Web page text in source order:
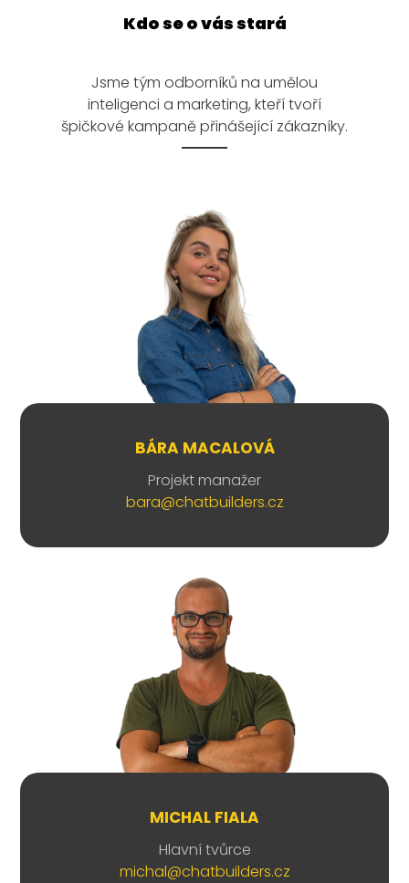
Kdo se o vás stará
Jsme tým odborníků na umělou
inteligenci a marketing, kteří tvoří
špičkové kampaně přinášející zákazníky.
BÁRA MACALOVÁ
Projekt manažer
bara@chatbuilders.cz
MICHAL FIALA
Hlavní tvůrce
michal@chatbuilders.cz